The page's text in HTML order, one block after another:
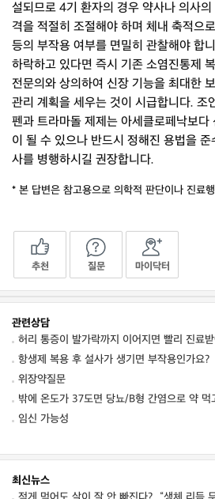
설되므로 4기 환자의 경우 약사나 의사
격을 적절히 조절해야 하며 체내 축적으
등의 부작용 여부를 면밀히 관찰해야 합
하락하고 있다면 즉시 기존 소염진통제
전문의와 상의하여 신장 기능을 최대한
관리 계획을 세우는 것이 시급합니다. 조
펜과 트라마돌 제제는 아세클로페낙보다
이 될 수 있으나 반드시 정해진 용법을
사를 병행하시길 권장합니다.
* 본 답변은 참고용으로 의학적 판단이나 진료
추천 질문 마이닥터
관련상담
허리 통증이 발가락까지 이어지면 빨리 진료
항생제 복용 후 설사가 생기면 부작용인가요?
위장약질문
임신 가능성
최신뉴스